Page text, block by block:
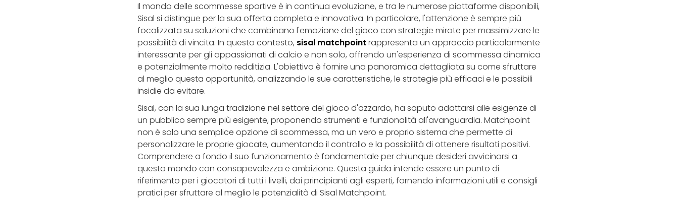
Il mondo delle scommesse sportive è in continua evoluzione, e tra le numerose piattaforme disponibili,
Sisal si distingue per la sua offerta completa e innovativa. In particolare, l'attenzione è sempre più
focalizzata su soluzioni che combinano l'emozione del gioco con strategie mirate per massimizzare le
possibilità di vincita. In questo contesto, sisal matchpoint rappresenta un approccio particolarmente
interessante per gli appassionati di calcio e non solo, offrendo un'esperienza di scommessa dinamica
e potenzialmente molto redditizia. L'obiettivo è fornire una panoramica dettagliata su come sfruttare
al meglio questa opportunità, analizzando le sue caratteristiche, le strategie più efficaci e le possibili
insidie da evitare.
Sisal, con la sua lunga tradizione nel settore del gioco d'azzardo, ha saputo adattarsi alle esigenze di
un pubblico sempre più esigente, proponendo strumenti e funzionalità all'avanguardia. Matchpoint
non è solo una semplice opzione di scommessa, ma un vero e proprio sistema che permette di
personalizzare le proprie giocate, aumentando il controllo e la possibilità di ottenere risultati positivi.
Comprendere a fondo il suo funzionamento è fondamentale per chiunque desideri avvicinarsi a
questo mondo con consapevolezza e ambizione. Questa guida intende essere un punto di
riferimento per i giocatori di tutti i livelli, dai principianti agli esperti, fornendo informazioni utili e consigli
pratici per sfruttare al meglio le potenzialità di Sisal Matchpoint.